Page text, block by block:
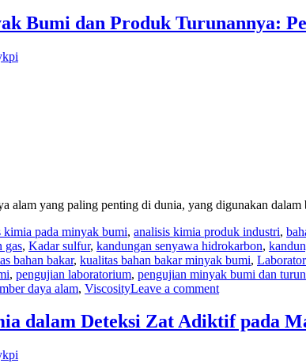
Bumi dan Produk Turunannya:
alam yang paling penting di dunia, yang digunakan
kimia pada minyak bumi, analisis kimia produk industri,
gas, Kadar sulfur, kandungan senyawa hidrokarbon,
bahan bakar, kualitas bahan bakar minyak bumi,
, pengujian laboratorium, pengujian minyak bumi dan
daya alam, ViscosityLeave a comment
dalam Deteksi Zat Adiktif pada